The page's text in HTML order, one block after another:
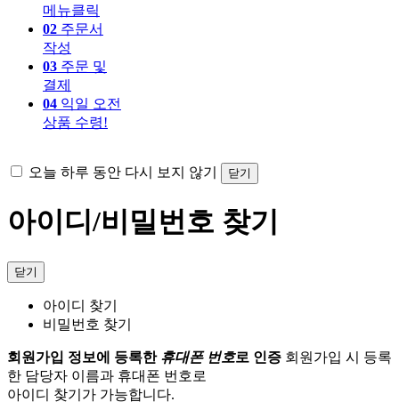
메뉴클릭
02 주문서
작성
03 주문 및
결제
04 익일 오전
상품 수령!
오늘 하루 동안 다시 보지 않기 닫기
아이디/비밀번호 찾기
닫기
아이디 찾기
비밀번호 찾기
회원가입 정보에 등록한 휴대폰 번호로 인증 회원가입 시 등록
한 담당자 이름과 휴대폰 번호로
아이디 찾기가 가능합니다.